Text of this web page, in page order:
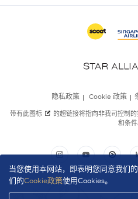
当您使用本网站，即表明您同意我们的
们的Cookie政策使用Cookies。